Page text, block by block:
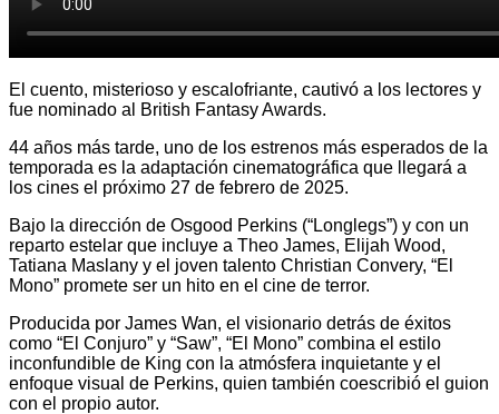
El cuento, misterioso y escalofriante, cautivó a los lectores y
fue nominado al British Fantasy Awards.
44 años más tarde, uno de los estrenos más esperados de la
temporada es la adaptación cinematográfica que llegará a
los cines el próximo 27 de febrero de 2025.
Bajo la dirección de Osgood Perkins (“Longlegs”) y con un
reparto estelar que incluye a Theo James, Elijah Wood,
Tatiana Maslany y el joven talento Christian Convery, “El
Mono” promete ser un hito en el cine de terror.
Producida por James Wan, el visionario detrás de éxitos
como “El Conjuro” y “Saw”, “El Mono” combina el estilo
inconfundible de King con la atmósfera inquietante y el
enfoque visual de Perkins, quien también coescribió el guion
con el propio autor.